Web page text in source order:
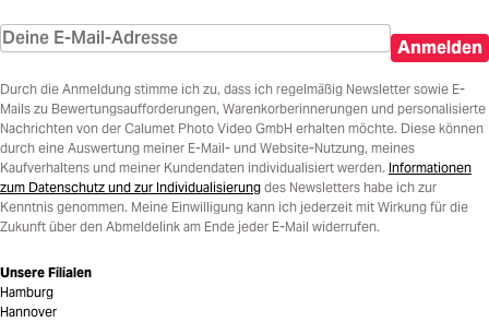
Anmelden
Durch die Anmeldung stimme ich zu, dass ich regelmäßig Newsletter sowie E-
Mails zu Bewertungsaufforderungen, Warenkorberinnerungen und personalisierte
Nachrichten von der Calumet Photo Video GmbH erhalten möchte. Diese können
durch eine Auswertung meiner E-Mail- und Website-Nutzung, meines
Kaufverhaltens und meiner Kundendaten individualisiert werden. Informationen
zum Datenschutz und zur Individualisierung des Newsletters habe ich zur
Kenntnis genommen. Meine Einwilligung kann ich jederzeit mit Wirkung für die
Zukunft über den Abmeldelink am Ende jeder E-Mail widerrufen.
Unsere Filialen
Hamburg
Hannover